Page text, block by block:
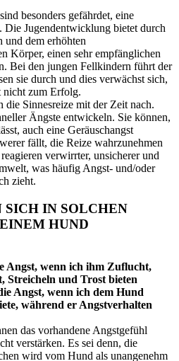
besonders gefährdet, eine
Die Jugendentwicklung bietet durch
und dem erhöhten
Körper, einen sehr empfänglichen
Bei den jungen Fellkindern führt der
sie durch und dies verwächst sich,
nicht zum Erfolg.
die Sinnesreize mit der Zeit nach.
Ängste entwickeln. Sie können,
auch eine Geräuschangst
fällt, die Reize wahrzunehmen
verwirrter, unsicherer und
was häufig Angst- und/oder
zieht.
IN SOLCHEN
HUND
Angst, wenn ich ihm Zuflucht,
Streicheln und Trost bieten
Angst, wenn ich dem Hund
während er Angstverhalten
das vorhandene Angstgefühl
verstärken. Es sei denn, die
wird vom Hund als unangenehm